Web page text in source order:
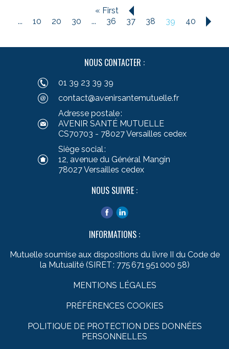
« First
«
... 10 20 30 ... 36 37 38 39
40
NOUS CONTACTER :
01 39 23 39 39
contact@avenirsantemutuelle.fr
Adresse postale :
AVENIR SANTÉ MUTUELLE
CS70703 - 78027 Versailles cedex
Siège social :
12, avenue du Général Mangin
78027 Versailles cedex
NOUS SUIVRE :
INFORMATIONS :
Mutuelle soumise aux dispositions du livre II du Code de
la Mutualité (SIRET : 775 671 951 000 58)
MENTIONS LÉGALES
PRÉFÉRENCES COOKIES
POLITIQUE DE PROTECTION DES DONNÉES
PERSONNELLES